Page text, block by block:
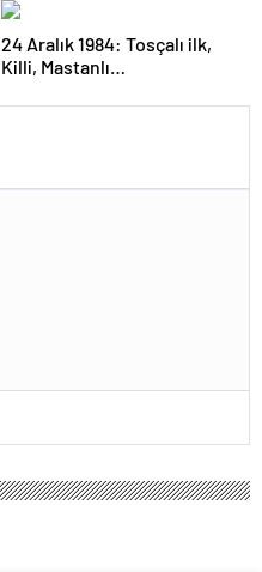
24 Aralık 1984: Tosçalı ilk,
Killi, Mastanlı…